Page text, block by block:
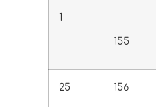
1
155
25 156